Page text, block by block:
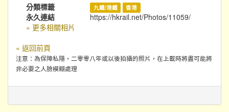
分類標籤
九鐵/港鐵 香港
永久連結
https://hkrail.net/Photos/11059/
» 更多相關相片
« 返回前頁
注意：為保障私隱，二零零八年或以後拍攝的照片，在上載時將盡可能將
非必要之人臉模糊處理